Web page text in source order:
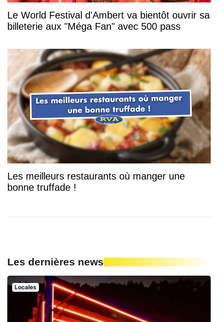
Le World Festival d'Ambert va bientôt ouvrir sa
billeterie aux "Méga Fan" avec 500 pass
Les meilleurs restaurants où manger une
bonne truffade !
Les dernières news
Locales